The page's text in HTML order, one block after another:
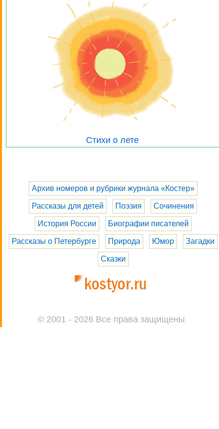
Стихи о лете
Архив номеров и рубрики журнала «Костер»
Рассказы для детей Поэзия Сочинения
История России Биографии писателей
Рассказы о Петербурге Природа Юмор Загадки
Сказки
© 2001 - 2026 Все права защищены